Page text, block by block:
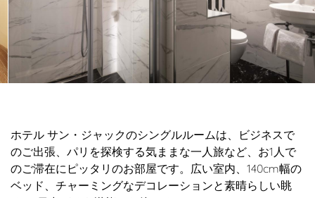
ホテル サン・ジャックのシングルルームは、ビジネスで
のご出張、パリを探検する気ままな一人旅など、お1人で
のご滞在にピッタリのお部屋です。広い室内、140cm幅の
ベッド、チャーミングなデコレーションと素晴らしい眺